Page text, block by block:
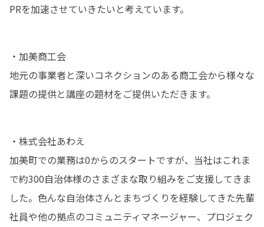
PRを加速させていきたいと考えています。
・加美商工会
地元の事業者と深いコネクションのある商工会から様々な
課題の提供と講座の題材をご提供いただきます。
・株式会社あわえ
加美町での業務は0からのスタートですが、当社はこれま
で約300自治体様のさまざまな取り組みをご支援してきま
した。色んな自治体さんとまちづくりを経験してきた先輩
社員や他の拠点のコミュニティマネージャー、プロジェク